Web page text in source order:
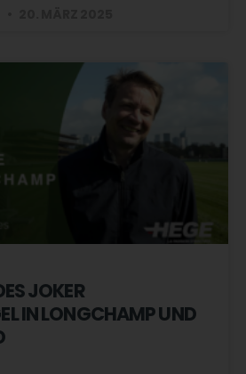
JOKER
IN LONGCHAMP UND